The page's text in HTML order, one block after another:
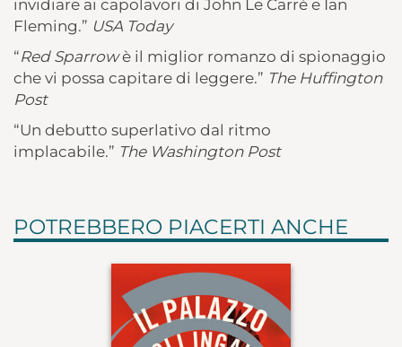
invidiare ai capolavori di John Le Carré e Ian
Fleming.” USA Today
“Red Sparrowè il miglior romanzo di spionaggio
che vi possa capitare di leggere.” The Huffington
Post
“Un debutto superlativo dal ritmo
implacabile.” The Washington Post
POTREBBERO PIACERTI ANCHE